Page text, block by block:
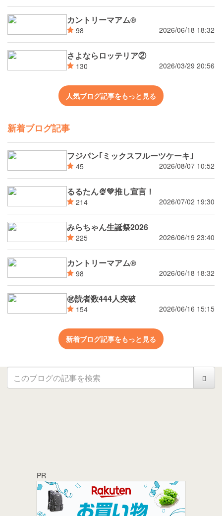
カントリーマアム®
98 2026/06/18 18:32
さよならロッテリア②
130 2026/03/29 20:56
人気ブログ記事をもっと見る
新着ブログ記事
フジパン｢ミックスフルーツケーキ｣
45 2026/08/07 10:52
るるたん🍨‪💚推し宣言！
214 2026/07/02 19:30
みらちゃん生誕祭2026
225 2026/06/19 23:40
カントリーマアム®
98 2026/06/18 18:32
㊗読者数444人突破
154 2026/06/16 15:15
新着ブログ記事をもっと見る
PR